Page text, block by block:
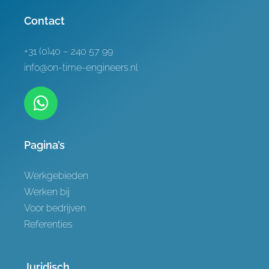
Contact
+31 (0)40 – 240 57 99
info@on-time-engineers.nl
Pagina’s
Werkgebieden
Werken bij
Voor bedrijven
Referenties